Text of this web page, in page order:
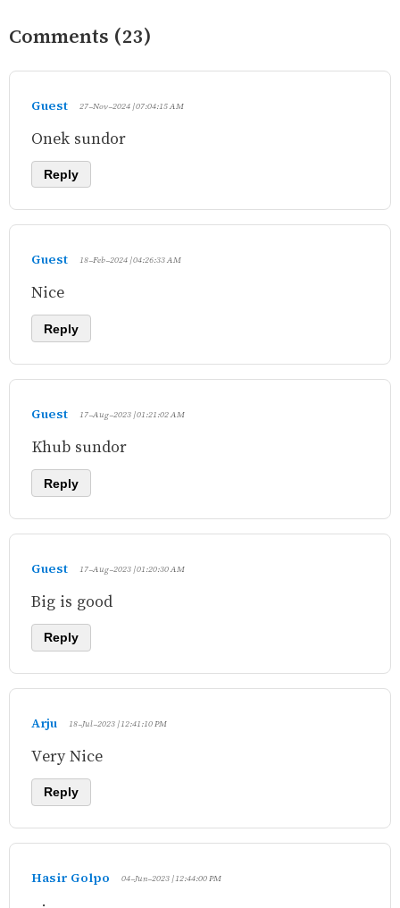
Comments (23)
Guest 27-Nov-2024 | 07:04:15 AM
Onek sundor
Reply
Guest 18-Feb-2024 | 04:26:33 AM
Nice
Reply
Guest 17-Aug-2023 | 01:21:02 AM
Khub sundor
Reply
Guest 17-Aug-2023 | 01:20:30 AM
Big is good
Reply
Arju 18-Jul-2023 | 12:41:10 PM
Very Nice
Reply
Hasir Golpo 04-Jun-2023 | 12:44:00 PM